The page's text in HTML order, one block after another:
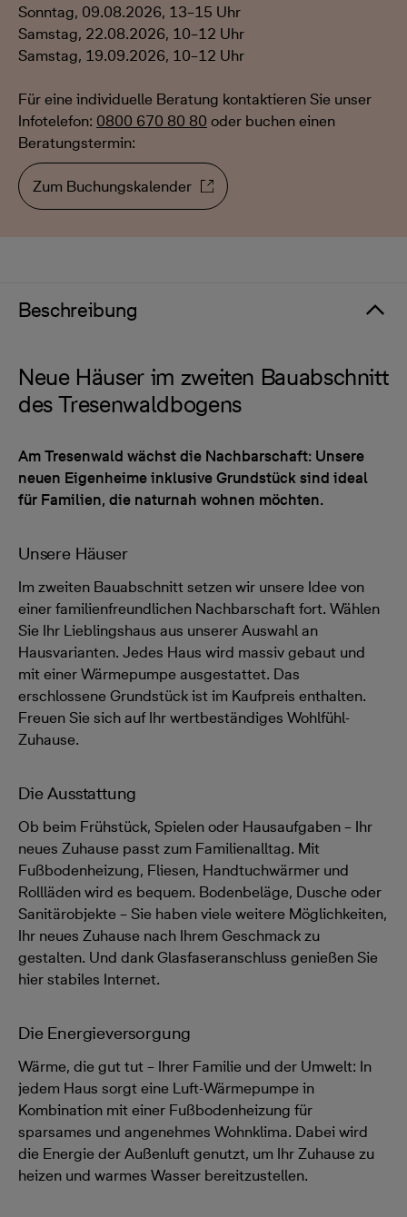
Sonntag, 09.08.2026, 13–15 Uhr
Samstag, 22.08.2026, 10–12 Uhr
Samstag, 19.09.2026, 10–12 Uhr
Für eine individuelle Beratung kontaktieren Sie unser
Infotelefon: 0800 670 80 80 oder buchen einen
Beratungstermin:
Zum Buchungskalender
Beschreibung
Neue Häuser im zweiten Bauabschnitt
des Tresenwaldbogens
Am Tresenwald wächst die Nachbarschaft: Unsere
neuen Eigenheime inklusive Grundstück sind ideal
für Familien, die naturnah wohnen möchten.
Unsere Häuser
Im zweiten Bauabschnitt setzen wir unsere Idee von
einer familienfreundlichen Nachbarschaft fort. Wählen
Sie Ihr Lieblingshaus aus unserer Auswahl an
Hausvarianten. Jedes Haus wird massiv gebaut und
mit einer Wärmepumpe ausgestattet. Das
erschlossene Grundstück ist im Kaufpreis enthalten.
Freuen Sie sich auf Ihr wertbeständiges Wohlfühl-
Zuhause.
Die Ausstattung
Ob beim Frühstück, Spielen oder Hausaufgaben – Ihr
neues Zuhause passt zum Familienalltag. Mit
Fußbodenheizung, Fliesen, Handtuchwärmer und
Rollläden wird es bequem. Bodenbeläge, Dusche oder
Sanitärobjekte – Sie haben viele weitere Möglichkeiten,
Ihr neues Zuhause nach Ihrem Geschmack zu
gestalten. Und dank Glasfaseranschluss genießen Sie
hier stabiles Internet.
Die Energieversorgung
Wärme, die gut tut – Ihrer Familie und der Umwelt: In
jedem Haus sorgt eine Luft-Wärmepumpe in
Kombination mit einer Fußbodenheizung für
sparsames und angenehmes Wohnklima. Dabei wird
die Energie der Außenluft genutzt, um Ihr Zuhause zu
heizen und warmes Wasser bereitzustellen.